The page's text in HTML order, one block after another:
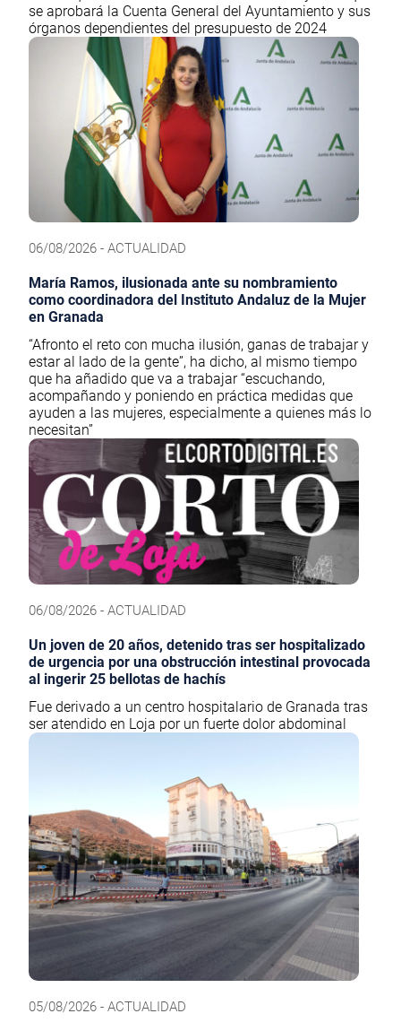
se aprobará la Cuenta General del Ayuntamiento y sus
órganos dependientes del presupuesto de 2024
06/08/2026 - ACTUALIDAD
María Ramos, ilusionada ante su nombramiento
como coordinadora del Instituto Andaluz de la Mujer
en Granada
“Afronto el reto con mucha ilusión, ganas de trabajar y
estar al lado de la gente”, ha dicho, al mismo tiempo
que ha añadido que va a trabajar “escuchando,
acompañando y poniendo en práctica medidas que
ayuden a las mujeres, especialmente a quienes más lo
necesitan”
06/08/2026 - ACTUALIDAD
Un joven de 20 años, detenido tras ser hospitalizado
de urgencia por una obstrucción intestinal provocada
al ingerir 25 bellotas de hachís
Fue derivado a un centro hospitalario de Granada tras
ser atendido en Loja por un fuerte dolor abdominal
05/08/2026 - ACTUALIDAD